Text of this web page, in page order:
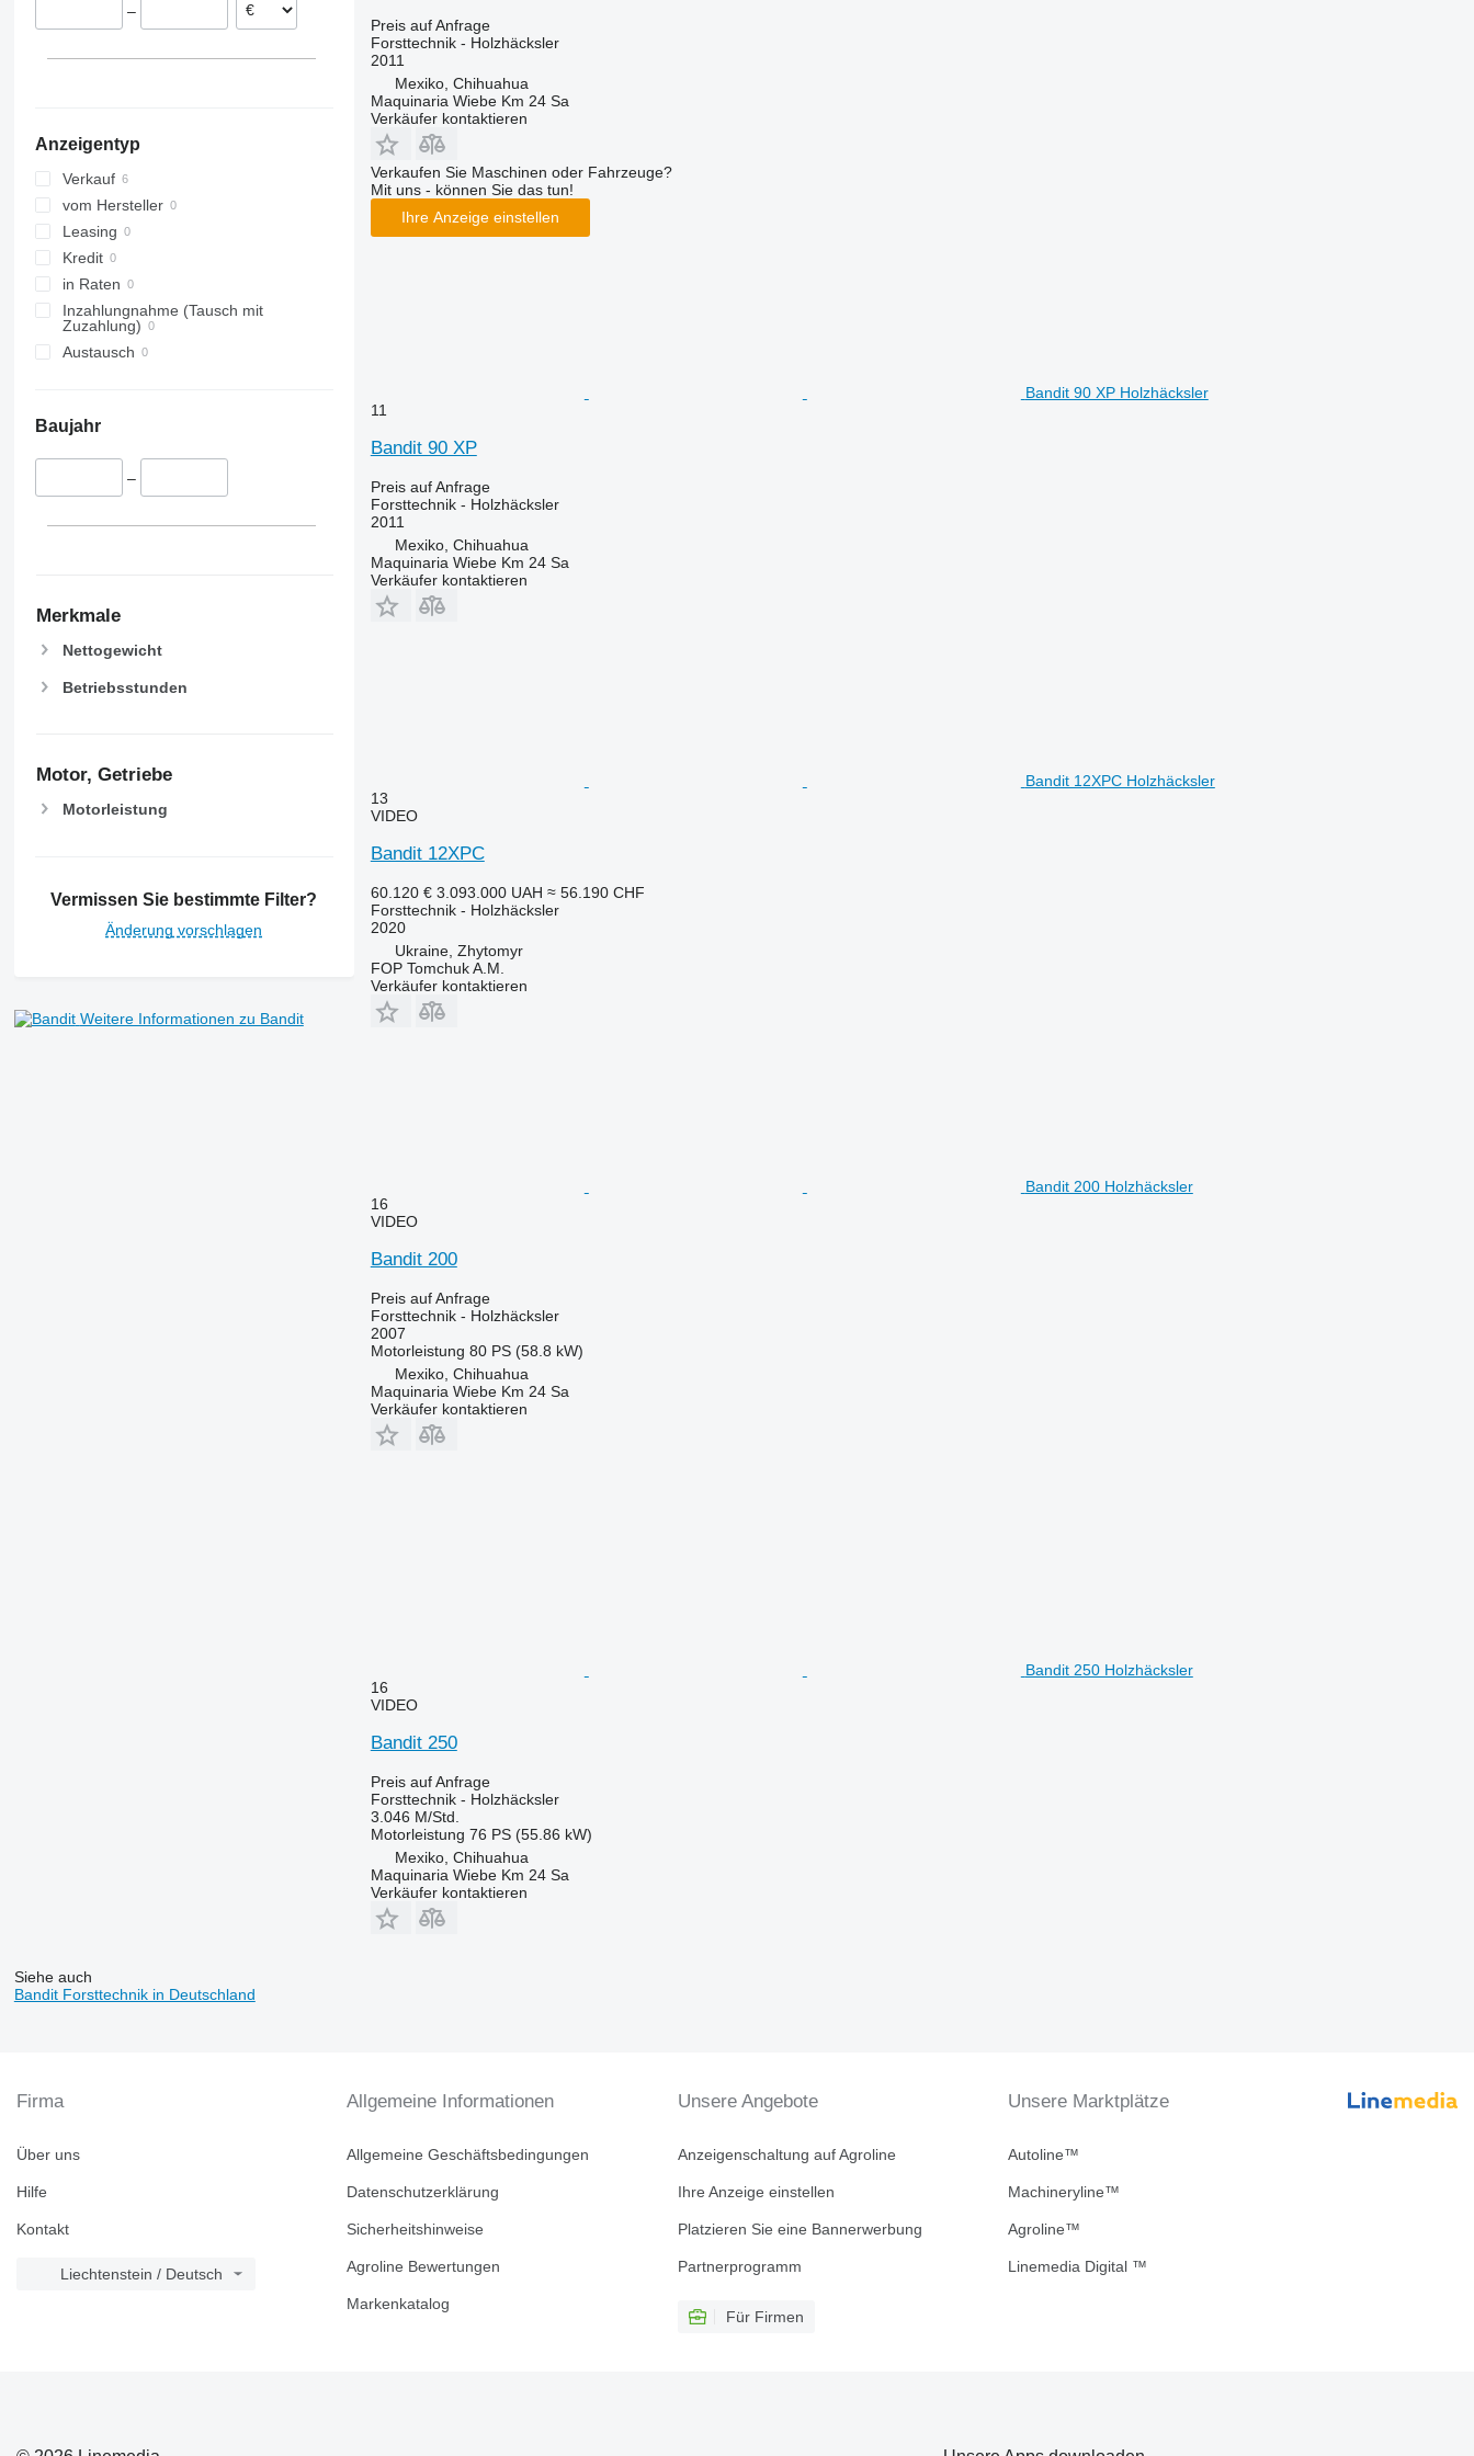
–
Anzeigentyp
Verkauf
vom Hersteller
Leasing
Kredit
in Raten
Inzahlungnahme (Tausch mit
Zuzahlung)
Austausch
Baujahr
–
Merkmale
Nettogewicht
Betriebsstunden
Motor, Getriebe
Motorleistung
Vermissen Sie bestimmte Filter?
Änderung vorschlagen
Weitere Informationen zu Bandit
Preis auf Anfrage
Forsttechnik - Holzhäcksler
2011
Mexiko, Chihuahua
Maquinaria Wiebe Km 24 Sa
Verkäufer kontaktieren
Verkaufen Sie Maschinen oder Fahrzeuge?
Mit uns - können Sie das tun!
Ihre Anzeige einstellen
Bandit 90 XP Holzhäcksler
11
Bandit 90 XP
Preis auf Anfrage
Forsttechnik - Holzhäcksler
2011
Mexiko, Chihuahua
Maquinaria Wiebe Km 24 Sa
Verkäufer kontaktieren
Bandit 12XPC Holzhäcksler
13
VIDEO
Bandit 12XPC
60.120 € 3.093.000 UAH ≈ 56.190 CHF
Forsttechnik - Holzhäcksler
2020
Ukraine, Zhytomyr
FOP Tomchuk A.M.
Verkäufer kontaktieren
Bandit 200 Holzhäcksler
16
VIDEO
Bandit 200
Preis auf Anfrage
Forsttechnik - Holzhäcksler
2007
Motorleistung 80 PS (58.8 kW)
Mexiko, Chihuahua
Maquinaria Wiebe Km 24 Sa
Verkäufer kontaktieren
Bandit 250 Holzhäcksler
16
VIDEO
Bandit 250
Preis auf Anfrage
Forsttechnik - Holzhäcksler
3.046 M/Std.
Motorleistung 76 PS (55.86 kW)
Mexiko, Chihuahua
Maquinaria Wiebe Km 24 Sa
Verkäufer kontaktieren
Siehe auch
Bandit Forsttechnik in Deutschland
Firma
Über uns
Hilfe
Kontakt
Liechtenstein / Deutsch
Allgemeine Informationen
Allgemeine Geschäftsbedingungen
Datenschutzerklärung
Sicherheitshinweise
Agroline Bewertungen
Markenkatalog
Unsere Angebote
Anzeigenschaltung auf Agroline
Ihre Anzeige einstellen
Platzieren Sie eine Bannerwerbung
Partnerprogramm
Für Firmen
Unsere Marktplätze
Autoline™
Machineryline™
Agroline™
Linemedia Digital ™